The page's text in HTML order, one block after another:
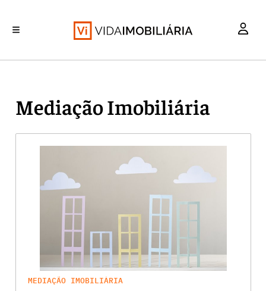
Mediação Imobiliária
MEDIAÇÃO IMOBILIÁRIA